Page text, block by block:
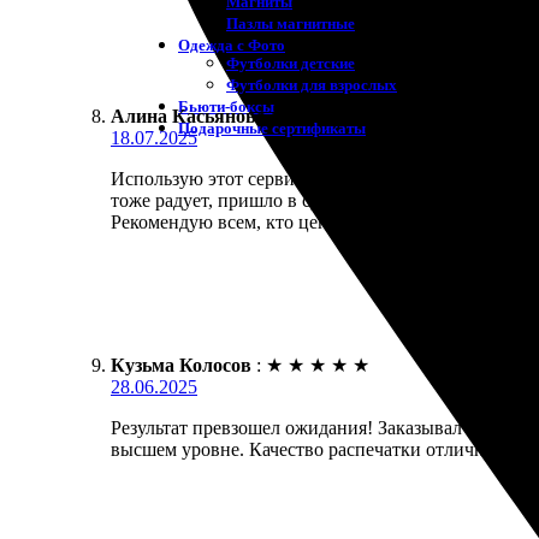
Пазлы магнитные
Одежда с Фото
Футболки детские
Футболки для взрослых
Бьюти-боксы
Подарочные сертификаты
Алина Касьянова :
18.07.2025
Использую этот сервис для печати фотографий.
тоже радует, пришло в срок. Высокий уровень
Рекомендую всем, кто ценит качество.
Кузьма Колосов : ★ ★ ★ ★ ★
28.06.2025
Результат превзошел ожидания! Заказывал
высшем уровне. Качество распечатки отличное!